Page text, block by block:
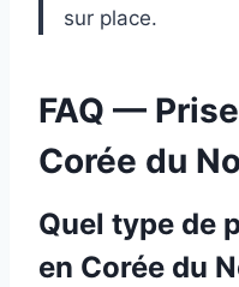
sur place.
FAQ —
Corée du
Quel type de
en Corée du